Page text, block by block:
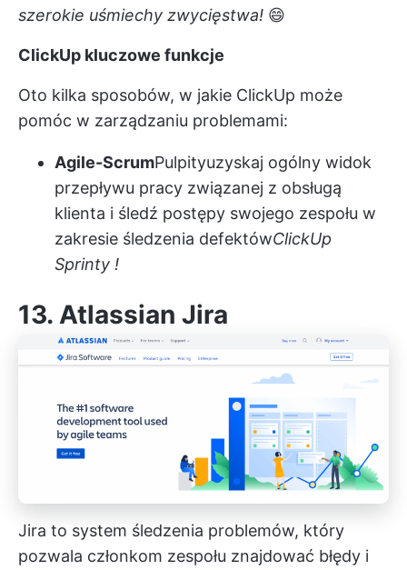
szerokie uśmiechy zwycięstwa! 😄
ClickUp kluczowe funkcje
Oto kilka sposobów, w jakie ClickUp może
pomóc w zarządzaniu problemami:
Agile-ScrumPulpityuzyskaj ogólny widok
przepływu pracy związanej z obsługą
klienta i śledź postępy swojego zespołu w
zakresie śledzenia defektówClickUp
Sprinty !
13. Atlassian Jira
Jira to system śledzenia problemów, który
pozwala członkom zespołu znajdować błędy i